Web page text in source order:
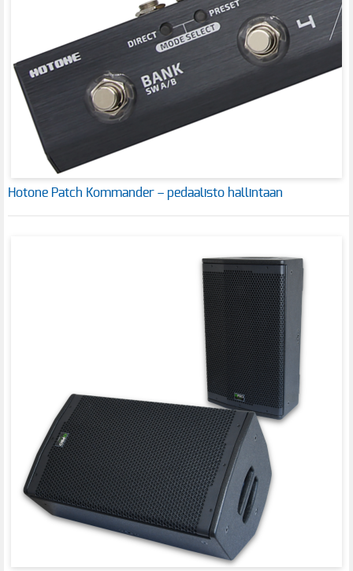
Hotone Patch Kommander – pedaalisto hallintaan